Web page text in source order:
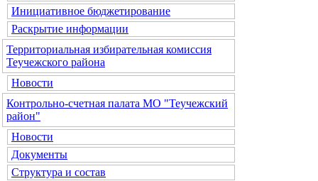
Инициативное бюджетирование
Раскрытие информации
Территориальная избирательная комиссия
Теучежского района
Новости
Контрольно-счетная палата МО "Теучежский
район"
Новости
Документы
Структура и состав